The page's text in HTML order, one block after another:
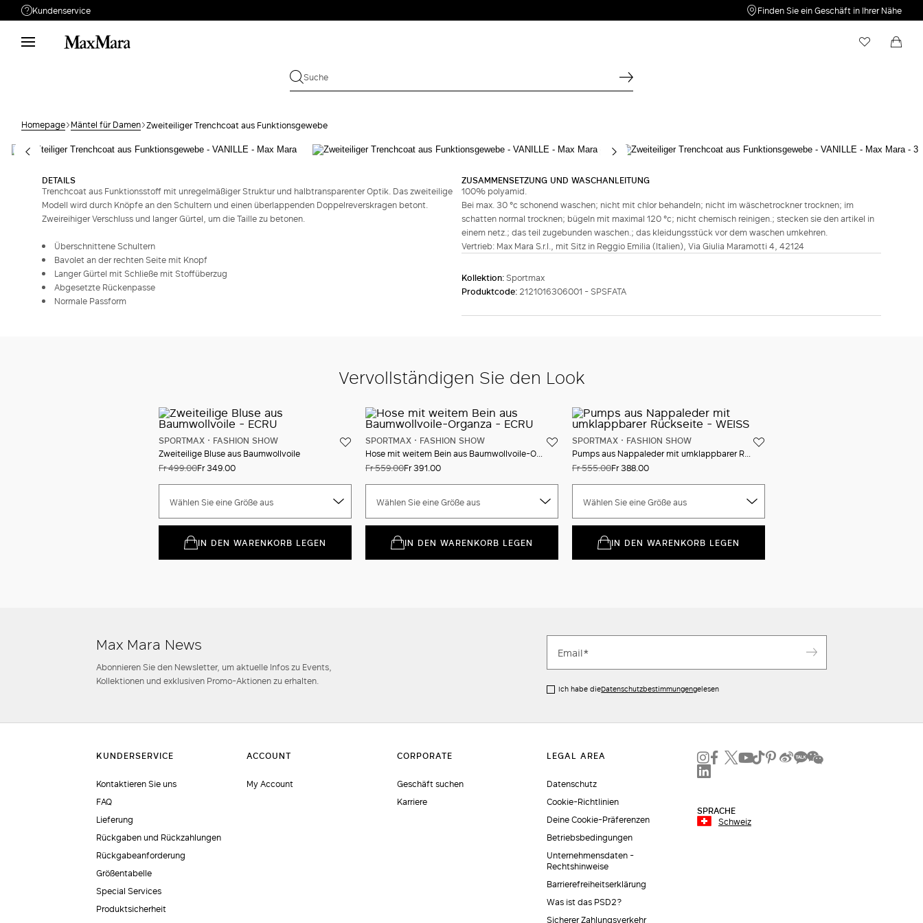
Kundenservice
Brauchen Sie Unterstützung?
Telefon: Mo-Fr 9 - 18
Anfrage
Rückgabe Bestellung suchen
Finden Sie ein Geschäft in Ihrer Nähe
Homepage Mäntel für Damen Zweiteiliger Trenchcoat aus FunktionsgewebeVervollständigen Sie den Look
Fr 839.00Fr 587.00
FARBE: VANILLE
VANILLE
Versand Und Rücksendung sind kostenfrei
Die Lieferung dauert normalerweise 4-8 Werktage.
Versandkosten
Die Versandkosten betragen 20 CHF.
DETAILS
Trenchcoat aus Funktionsstoff mit unregelmäßiger Struktur und halbtransparenter Optik. Das zweiteilige
Modell wird durch Knöpfe an den Schultern und einen überlappenden Doppelreverskragen betont.
Zweireihiger Verschluss und langer Gürtel, um die Taille zu betonen.
Überschnittene Schultern
Bavolet an der rechten Seite mit Knopf
Langer Gürtel mit Schließe mit Stoffüberzug
Abgesetzte Rückenpasse
Normale Passform
ZUSAMMENSETZUNG UND WASCHANLEITUNG
100% polyamid.
Bei max. 30 °c schonend waschen; nicht mit chlor behandeln; nicht im wäschetrockner trocknen; im
schatten normal trocknen; bügeln mit maximal 120 °c; nicht chemisch reinigen.; stecken sie den artikel in
einem netz.; das teil zugebunden waschen.; das kleidungsstück vor dem waschen umkehren.
Vertrieb: Max Mara S.r.l., mit Sitz in Reggio Emilia (Italien), Via Giulia Maramotti 4, 42124
Kollektion:Sportmax
Produktcode: 2121016306001 - SPSFATA
Vervollständigen Sie den Look
SPORTMAX
FASHION SHOW
Zweiteilige Bluse aus Baumwollvoile
Fr 499.00Fr 349.00
Wählen Sie eine Größe aus
IN DEN WARENKORB LEGEN
SPORTMAX
FASHION SHOW
Hose mit weitem Bein aus Baumwollvoile-Organza
Fr 559.00Fr 391.00
Wählen Sie eine Größe aus
IN DEN WARENKORB LEGEN
SPORTMAX
FASHION SHOW
Pumps aus Nappaleder mit umklappbarer Rückseite
Fr 555.00Fr 388.00
Wählen Sie eine Größe aus
IN DEN WARENKORB LEGEN
Max Mara News
Abonnieren Sie den Newsletter, um aktuelle Infos zu Events,
Kollektionen und exklusiven Promo-Aktionen zu erhalten.
Ich habe dieDatenschutzbestimmungengelesen
Kontaktieren Sie uns
FAQ
Lieferung
Rückgaben und Rückzahlungen
Rückgabeanforderung
Größentabelle
Special Services
Produktsicherheit
My Account
Geschäft suchen
Karriere
Datenschutz
Cookie-Richtlinien
Deine Cookie-Präferenzen
Betriebsbedingungen
Unternehmensdaten -
Rechtshinweise
Barrierefreiheitserklärung
Was ist das PSD2?
Sicherer Zahlungsverkehr
SPRACHE
Schweiz